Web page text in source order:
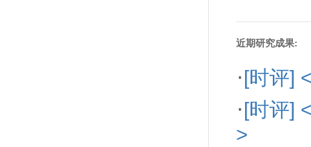
近期研究成果:
·[时评]
·[时评]
>